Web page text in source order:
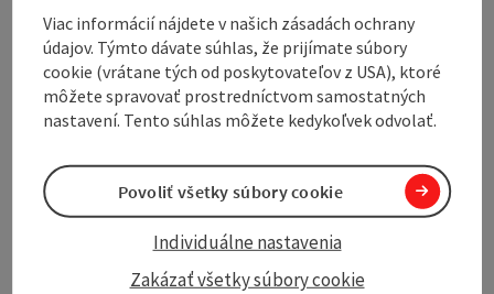
Kitchen
Equipment
Prices
Viac informácií nájdete v našich zásadách ochrany
údajov. Týmto dávate súhlas, že prijímate súbory
cookie (vrátane tých od poskytovateľov z USA), ktoré
môžete spravovať prostredníctvom samostatných
nastavení. Tento súhlas môžete kedykoľvek odvolať.
Zakázať všetky súbory cookie
Individuálne nastavenia
Povoliť všetky súbory cookie